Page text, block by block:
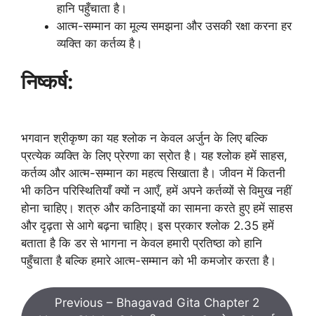
हानि पहुँचाता है।
आत्म-सम्मान का मूल्य समझना और उसकी रक्षा करना हर
व्यक्ति का कर्तव्य है।
निष्कर्ष:
भगवान श्रीकृष्ण का यह श्लोक न केवल अर्जुन के लिए बल्कि
प्रत्येक व्यक्ति के लिए प्रेरणा का स्रोत है। यह श्लोक हमें साहस,
कर्तव्य और आत्म-सम्मान का महत्व सिखाता है। जीवन में कितनी
भी कठिन परिस्थितियाँ क्यों न आएँ, हमें अपने कर्तव्यों से विमुख नहीं
होना चाहिए। शत्रु और कठिनाइयों का सामना करते हुए हमें साहस
और दृढ़ता से आगे बढ़ना चाहिए। इस प्रकार श्लोक 2.35 हमें
बताता है कि डर से भागना न केवल हमारी प्रतिष्ठा को हानि
पहुँचाता है बल्कि हमारे आत्म-सम्मान को भी कमजोर करता है।
Previous – Bhagavad Gita Chapter 2